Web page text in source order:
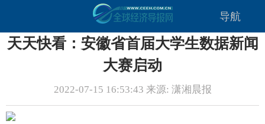
导航
天天快看：安徽省首届大学生数据新闻
大赛启动
2022-07-15 16:53:43 来源: 潇湘晨报